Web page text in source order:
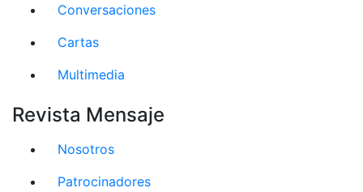
Conversaciones
Cartas
Multimedia
Revista Mensaje
Nosotros
Patrocinadores